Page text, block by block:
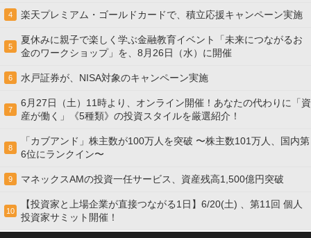
4 楽天プレミアム・ゴールドカードで、積立応援キャンペーン実施
5
夏休みに親子で楽しく学ぶ金融教育イベント「未来につながるお
金のワークショップ」を、8月26日（水）に開催
6 水戸証券が、NISA対象のキャンペーン実施
7
6月27日（土）11時より、オンライン開催！あなたの代わりに「資
産が働く」《5種類》の投資スタイルを厳選紹介！
8
「カブアンド」株主数が100万人を突破 〜株主数101万人、国内第
6位にランクイン〜
9 マネックスAMの投資一任サービス、資産残高1,500億円突破
10
【投資家と上場企業が直接つながる1日】6/20(土) 、第11回 個人
投資家サミット開催！